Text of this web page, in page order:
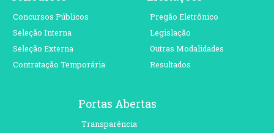
Concursos Públicos
Seleção Interna
Seleção Externa
Contratação Temporária
Pregão Eletrônico
Legislação
Outras Modalidades
Resultados
Portas Abertas
Transparência